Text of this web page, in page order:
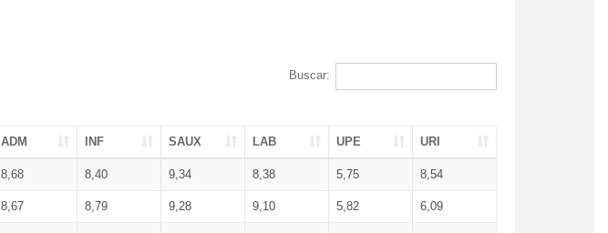
Buscar:
ADM INF SAUX LAB UPE URI
8,68 8,40 9,34 8,38 5,75 8,54
8,67 8,79 9,28 9,10 5,82 6,09